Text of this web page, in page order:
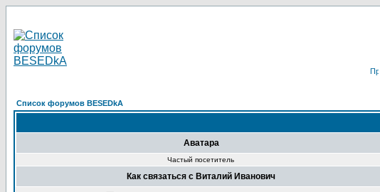
Список форумов BESEDkA
Аватара
Частый посетитель
Как связаться с Виталий Иванович